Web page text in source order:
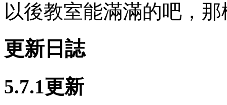
以後教室能滿滿的吧，
更新日誌
5.7.1更新